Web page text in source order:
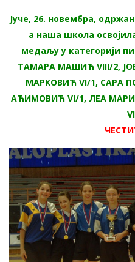
Јуче, 26. новембра,
а наша школа
медаљу у категорији
ТАМАРА МАШИЋ VIII/2,
МАРКОВИЋ VI/1, САРА
АЋИМОВИЋ VI/1, ЛЕА